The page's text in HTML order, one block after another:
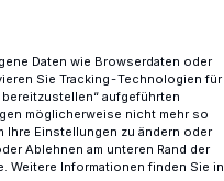
Daten wie Browserdaten oder
Sie Tracking-Technologien für
bereitzustellen“ aufgeführten
möglicherweise nicht mehr so
Ihre Einstellungen zu ändern oder
Ablehnen am unteren Rand der
Weitere Informationen finden Sie in